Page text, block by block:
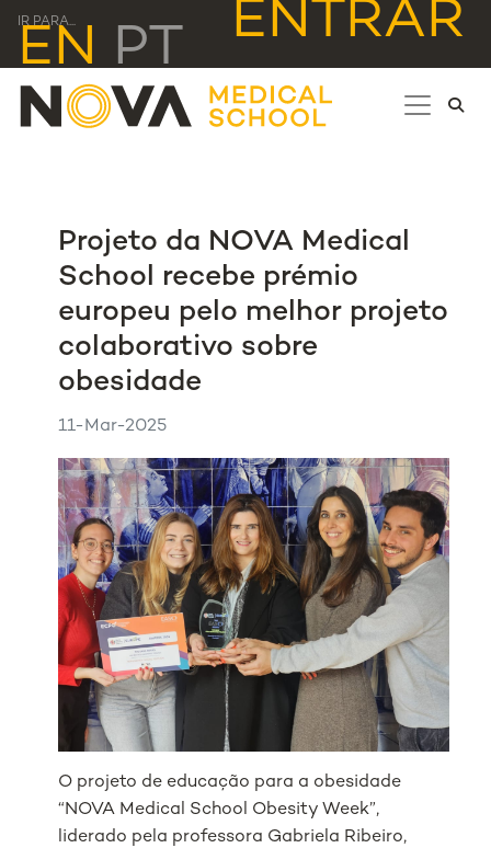
IR PARA... ENTRAR
EN PT
Projeto da NOVA Medical
School recebe prémio
europeu pelo melhor projeto
colaborativo sobre
obesidade
11-Mar-2025
O projeto de educação para a obesidade
“NOVA Medical School Obesity Week”,
liderado pela professora Gabriela Ribeiro,